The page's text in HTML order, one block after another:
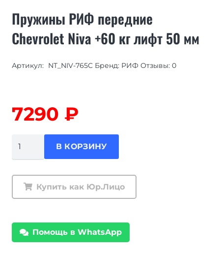
Пружины РИФ передние
Chevrolet Niva +60 кг лифт 50 мм
Артикул: NT_NIV-765C Бренд: РИФ Отзывы: 0
7290 ₽
РИФ
передние
Niva
+60
В КОРЗИНУ
Купить как Юр.Лицо
Помощь в WhatsApp